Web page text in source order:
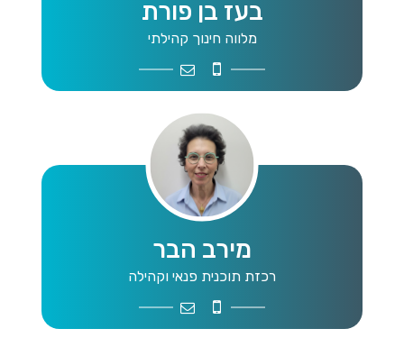
בעז בן פורת
מלווה חינוך קהילתי
0528011478
boazbp4@gmail.com
מירב הבר
רכזת תוכנית פנאי וקהילה
0506675657
shluhot@mta.org.il